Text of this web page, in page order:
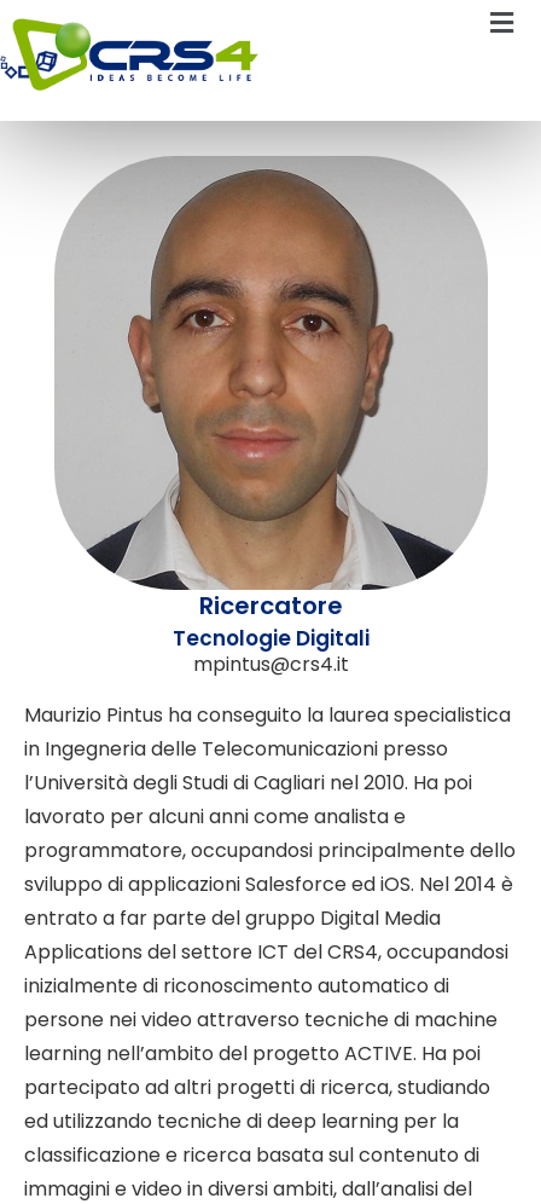
Ricercatore
Tecnologie Digitali
mpintus@crs4.it
Maurizio Pintus ha conseguito la laurea specialistica
in Ingegneria delle Telecomunicazioni presso
l’Università degli Studi di Cagliari nel 2010. Ha poi
lavorato per alcuni anni come analista e
programmatore, occupandosi principalmente dello
sviluppo di applicazioni Salesforce ed iOS. Nel 2014 è
entrato a far parte del gruppo Digital Media
Applications del settore ICT del CRS4, occupandosi
inizialmente di riconoscimento automatico di
persone nei video attraverso tecniche di machine
learning nell’ambito del progetto ACTIVE. Ha poi
partecipato ad altri progetti di ricerca, studiando
ed utilizzando tecniche di deep learning per la
classificazione e ricerca basata sul contenuto di
immagini e video in diversi ambiti, dall’analisi del